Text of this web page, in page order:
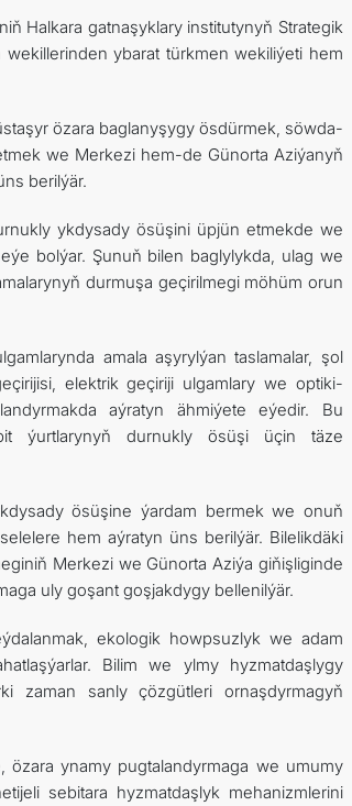
Halkara gatnaşyklary institutynyň Strategik
ybarat türkmen wekiliýeti hem
özara baglanyşygy ösdürmek, söwda-
we Merkezi hem-de Günorta Aziýanyň
berilýär.
ykdysady ösüşini üpjün etmekde we
bolýar. Şunuň bilen baglylykda, ulag we
durmuşa geçirilmegi möhüm orun
amala aşyrylýan taslamalar, şol
elektrik geçiriji ulgamlary we optiki-
aýratyn ähmiýete eýedir. Bu
ýurtlarynyň durnukly ösüşi üçin täze
ösüşine ýardam bermek we onuň
hem aýratyn üns berilýär. Bilelikdäki
Merkezi we Günorta Aziýa giňişliginde
uly goşant goşjakdygy bellenilýär.
ekologik howpsuzlyk we adam
Bilim we ylmy hyzmatdaşlygy
zaman sanly çözgütleri ornaşdyrmagyň
özara ynamy pugtalandyrmaga we umumy
sebitara hyzmatdaşlyk mehanizmlerini